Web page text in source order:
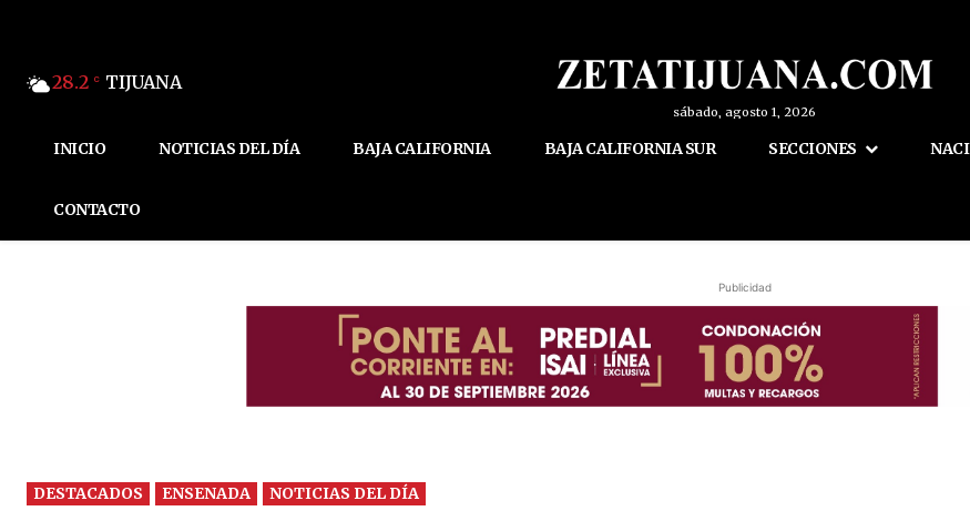
28.2 C TIJUANA
sábado, agosto 1, 2026
INICIO NOTICIAS DEL DÍA BAJA CALIFORNIA BAJA CALIFORNIA SUR SECCIONES
CONTACTO
Publicidad
DESTACADOS ENSENADA NOTICIAS DEL DÍA